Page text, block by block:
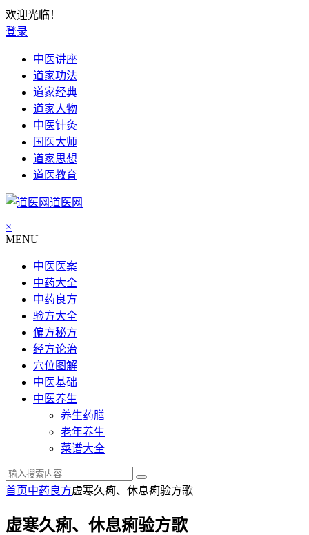
欢迎光临！
登录
中医讲座
道家功法
道家经典
道家人物
中医针灸
国医大师
道家思想
道医教育
道医网
×
MENU
中医医案
中药大全
中药良方
验方大全
偏方秘方
经方论治
穴位图解
中医基础
中医养生
养生药膳
老年养生
菜谱大全
首页中药良方虚寒久痢、休息痢验方歌
虚寒久痢、休息痢验方歌